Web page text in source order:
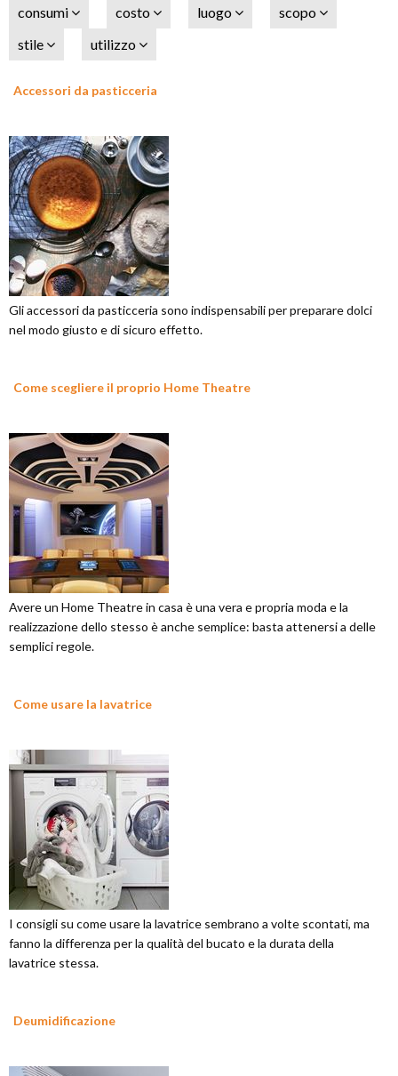
consumi costo luogo
scopo
stile
utilizzo
Accessori da pasticceria
Gli accessori da pasticceria sono indispensabili per preparare dolci
nel modo giusto e di sicuro effetto.
Come scegliere il proprio Home Theatre
Avere un Home Theatre in casa è una vera e propria moda e la
realizzazione dello stesso è anche semplice: basta attenersi a delle
semplici regole.
Come usare la lavatrice
I consigli su come usare la lavatrice sembrano a volte scontati, ma
fanno la differenza per la qualità del bucato e la durata della
lavatrice stessa.
Deumidificazione